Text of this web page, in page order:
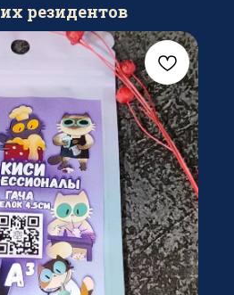
резидентов